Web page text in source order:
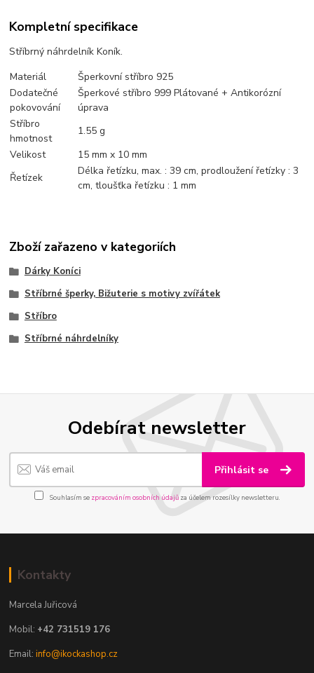
Kompletní specifikace
Stříbrný náhrdelník Koník.
Materiál
Šperkovní stříbro 925
Dodatečné
pokovování
Šperkové stříbro 999 Plátované + Antikorózní
úprava
Stříbro
hmotnost
1.55 g
Velikost
15 mm x 10 mm
Řetízek
Délka řetízku, max. : 39 cm, prodloužení řetízky : 3
cm, tloušťka řetízku : 1 mm
Zboží zařazeno v kategoriích
Dárky Koníci
Stříbrné šperky, Bižuterie s motivy zvířátek
Stříbro
Stříbrné náhrdelníky
Odebírat newsletter
Přihlásit se
Souhlasím se zpracováním osobních údajůza účelem rozesílky newsletteru.
Kontakty
Marcela Juřicová
Mobil: +42 731519 176
Email:info@ikockashop.cz